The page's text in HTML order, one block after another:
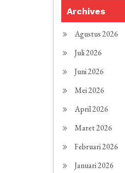
Archives
Agustus 2026
Juli 2026
Juni 2026
Mei 2026
April 2026
Maret 2026
Februari 2026
Januari 2026